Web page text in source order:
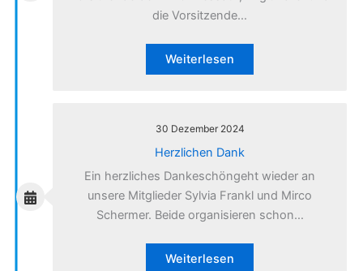
die Vorsitzende…
Weiterlesen
30 Dezember 2024
Herzlichen Dank
Ein herzliches Dankeschöngeht wieder an
unsere Mitglieder Sylvia Frankl und Mirco
Schermer. Beide organisieren schon…
Weiterlesen